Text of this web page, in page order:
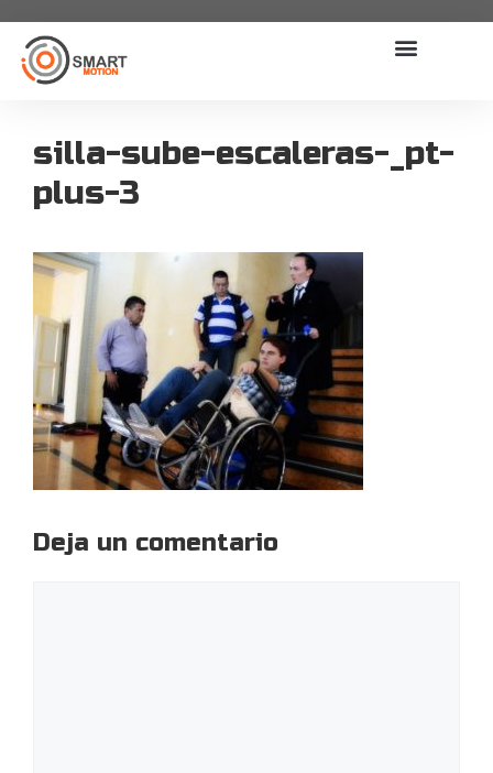
silla-sube-escaleras-_pt-
plus-3
Deja un comentario